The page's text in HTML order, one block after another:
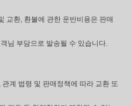
교환, 환불에 관한 운반비용은 판매
님 부담으로 발송될 수 있습니다.
계 법령 및 판매정책에 따라 교환 또